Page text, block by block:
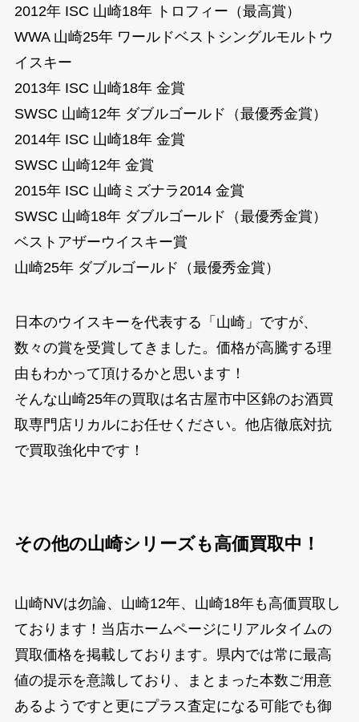
2012年 ISC 山崎18年 トロフィー（最高賞）
WWA 山崎25年 ワールドベストシングルモルトウ
イスキー
2013年 ISC 山崎18年 金賞
SWSC 山崎12年 ダブルゴールド（最優秀金賞）
2014年 ISC 山崎18年 金賞
SWSC 山崎12年 金賞
2015年 ISC 山崎ミズナラ2014 金賞
SWSC 山崎18年 ダブルゴールド（最優秀金賞）
ベストアザーウイスキー賞
山崎25年 ダブルゴールド（最優秀金賞）
日本のウイスキーを代表する「山崎」ですが、
数々の賞を受賞してきました。価格が高騰する理
由もわかって頂けるかと思います！
そんな山崎25年の買取は名古屋市中区錦のお酒買
取専門店リカルにお任せください。他店徹底対抗
で買取強化中です！
その他の山崎シリーズも高価買取中！
山崎NVは勿論、山崎12年、山崎18年も高価買取し
ております！当店ホームページにリアルタイムの
買取価格を掲載しております。県内では常に最高
値の提示を意識しており、まとまった本数ご用意
あるようですと更にプラス査定になる可能でも御